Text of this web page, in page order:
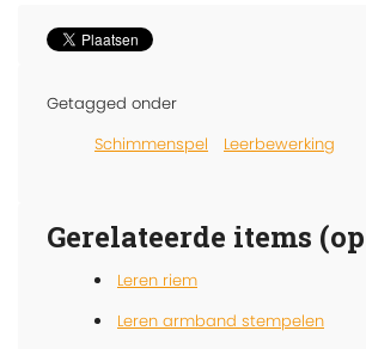
Getagged onder
Schimmenspel
Leerbewerking
Gerelateerde items
Leren riem
Leren armband stempelen